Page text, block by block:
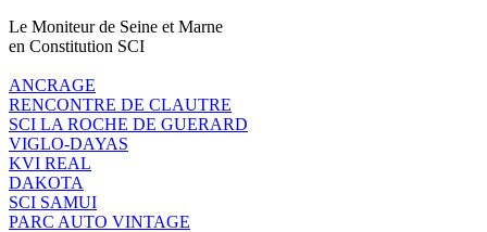
Le Moniteur de Seine et Marne
en Constitution SCI
ANCRAGE
RENCONTRE DE CLAUTRE
SCI LA ROCHE DE GUERARD
VIGLO-DAYAS
KVI REAL
DAKOTA
SCI SAMUI
PARC AUTO VINTAGE